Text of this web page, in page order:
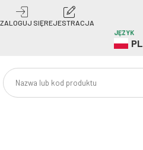
ZALOGUJ SIĘREJESTRACJA
JĘZYK
PL